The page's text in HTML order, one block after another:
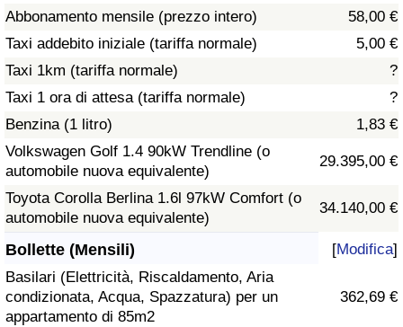
Abbonamento mensile (prezzo intero)
58,00 €
Taxi addebito iniziale (tariffa normale)
5,00 €
Taxi 1km (tariffa normale)
?
Taxi 1 ora di attesa (tariffa normale)
?
Benzina (1 litro)
1,83 €
Volkswagen Golf 1.4 90kW Trendline (o
automobile nuova equivalente)
29.395,00 €
Toyota Corolla Berlina 1.6l 97kW Comfort (o
automobile nuova equivalente)
34.140,00 €
Bollette (Mensili) [Modifica]
Basilari (Elettricità, Riscaldamento, Aria
condizionata, Acqua, Spazzatura) per un
appartamento di 85m2
362,69 €